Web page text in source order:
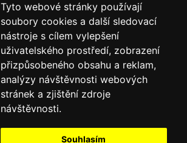
Tyto webové stránky používají
soubory cookies a další sledovací
nástroje s cílem vylepšení
uživatelského prostředí, zobrazení
přizpůsobeného obsahu a reklam,
analýzy návštěvnosti webových
stránek a zjištění zdroje
návštěvnosti.
Souhlasím